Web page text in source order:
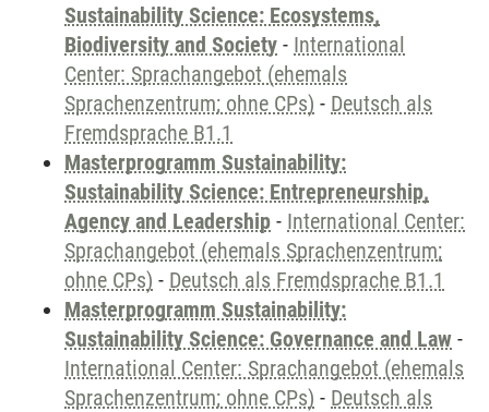
Sustainability Science: Ecosystems,
Biodiversity and Society - International
Center: Sprachangebot (ehemals
Sprachenzentrum; ohne CPs) - Deutsch als
Fremdsprache B1.1
Masterprogramm Sustainability:
Sustainability Science: Entrepreneurship,
Agency and Leadership - International Center:
Sprachangebot (ehemals Sprachenzentrum;
ohne CPs) - Deutsch als Fremdsprache B1.1
Masterprogramm Sustainability:
Sustainability Science: Governance and Law -
International Center: Sprachangebot (ehemals
Sprachenzentrum; ohne CPs) - Deutsch als